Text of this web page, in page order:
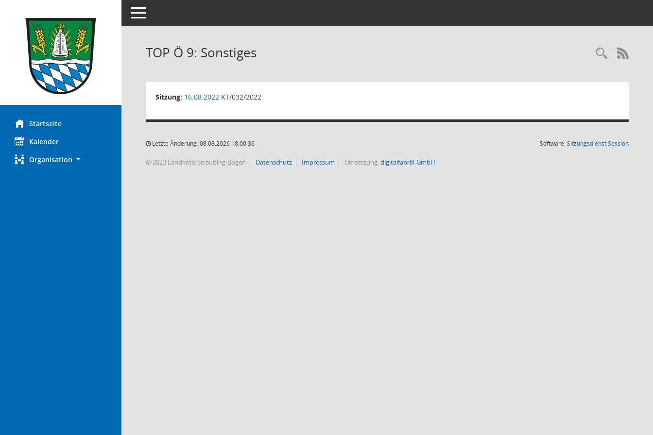
Startseite
Kalender
Organisation
Toggle navigation
TOP Ö 9: Sonstiges
Sitzung: 16.08.2022 KT/032/2022
Letzte Änderung: 08.08.2026 18:00:36 Software:SitzungsdienstSession(Wird in
© 2023 Landkreis Straubing-Bogen Datenschutz Impressum Umsetzung:digitalfabriX GmbH